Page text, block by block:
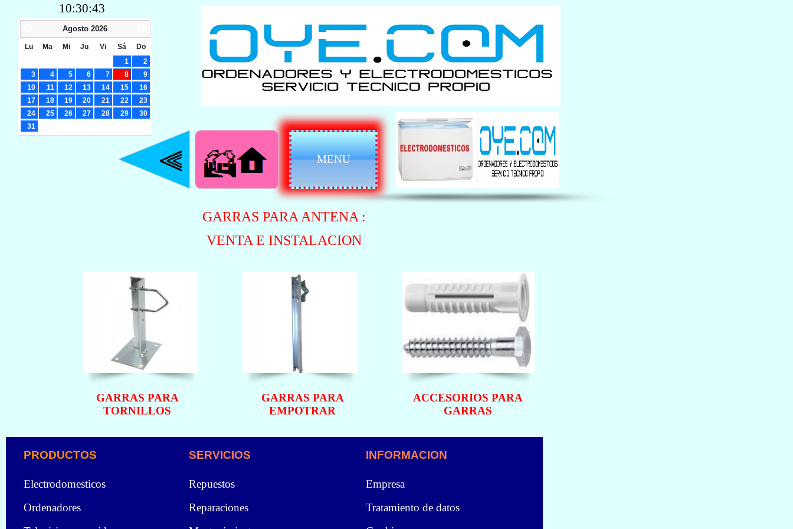
ACCESORIOS PARA
GARRAS
GARRAS PARA
TORNILLOS
GARRAS PARA
EMPOTRAR
MENU
10:30:43
Agosto 2026
Lu Ma Mi Ju Vi Sá
Do
1
2
3
4 5 6 7 8
9
10
11 12 13 14 15
16
17
18 19 20 21 22
23
24
25 26 27 28 29
30
31
Repuestos
Reparaciones
Electrodomesticos
Ordenadores
Empresa
Tratamiento de datos
INFORMACION
PRODUCTOS SERVICIOS
VENTA E INSTALACION
GARRAS PARA ANTENA :